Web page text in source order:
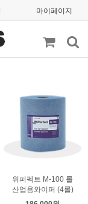
마이페이지
위퍼펙트 M-100 롤
산업용와이퍼 (4롤)